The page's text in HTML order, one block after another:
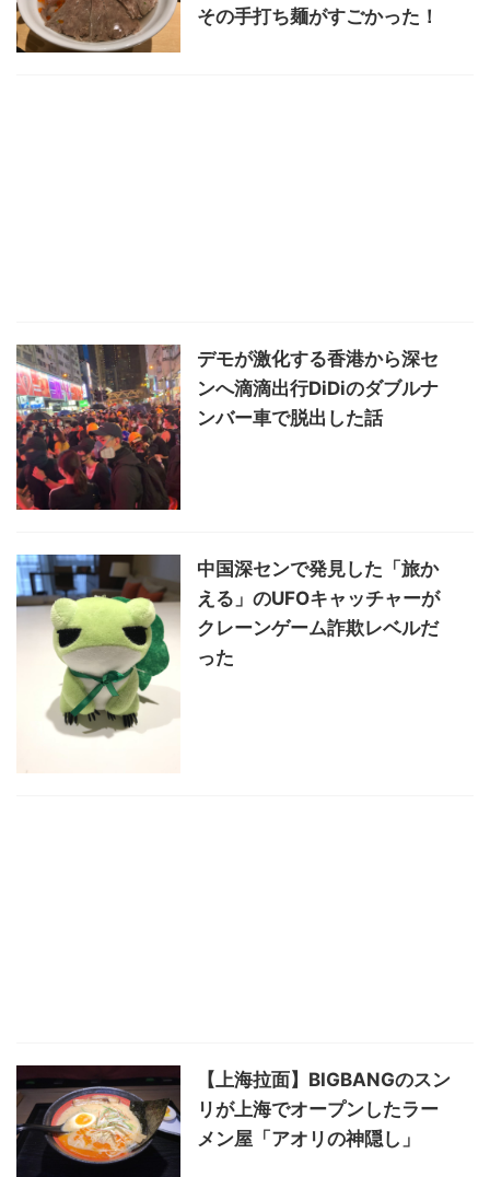
その手打ち麺がすごかった！
デモが激化する香港から深セ
ンへ滴滴出行DiDiのダブルナ
ンバー車で脱出した話
中国深センで発見した「旅か
える」のUFOキャッチャーが
クレーンゲーム詐欺レベルだ
った
【上海拉面】BIGBANGのスン
リが上海でオープンしたラー
メン屋「アオリの神隠し」